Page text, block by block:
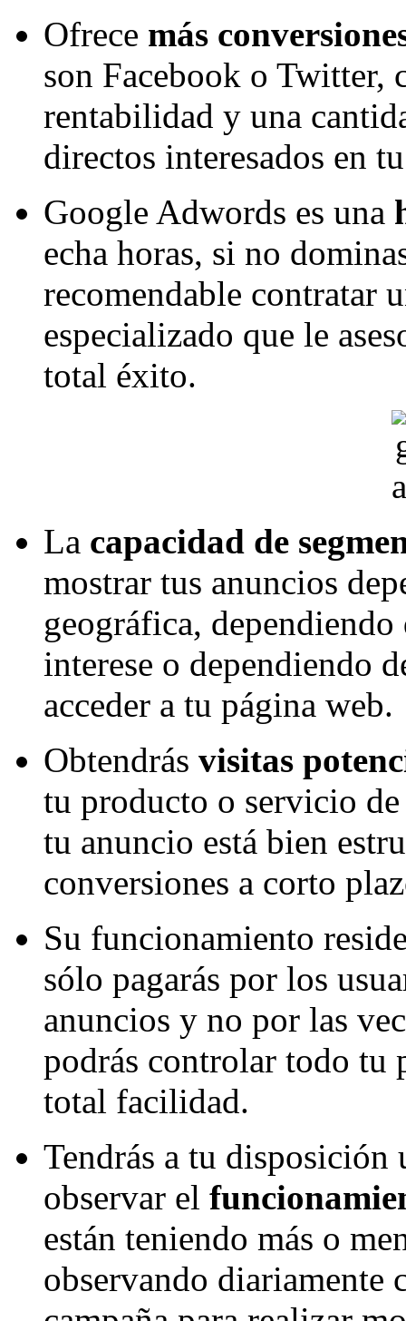
Ofrece más
son Facebook o Twitter,
rentabilidad y una
directos interesados en
Google Adwords es una
echa horas, si no
recomendable contratar
especializado que le
total éxito.
La capacidad de
mostrar tus anuncios
geográfica,
interese o dependiendo
acceder a tu página web.
Obtendrás visitas
tu producto o servicio
tu anuncio está bien
conversiones a corto
Su funcionamiento
sólo pagarás por los
anuncios y no por las
podrás controlar todo tu
total facilidad.
Tendrás a tu disposición
observar el
están teniendo más o
observando diariamente